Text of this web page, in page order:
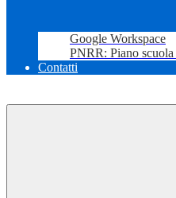
Google Workspace
PNRR: Piano
Contatti